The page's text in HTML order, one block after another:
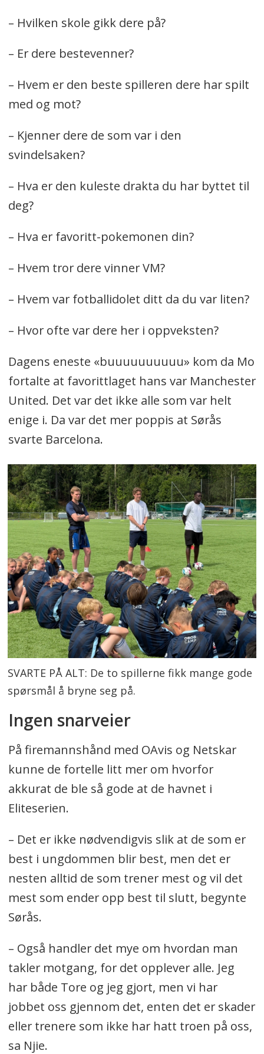
– Hvilken skole gikk dere på?
– Er dere bestevenner?
– Hvem er den beste spilleren dere har spilt
med og mot?
– Kjenner dere de som var i den
svindelsaken?
– Hva er den kuleste drakta du har byttet til
deg?
– Hva er favoritt-pokemonen din?
– Hvem tror dere vinner VM?
– Hvem var fotballidolet ditt da du var liten?
– Hvor ofte var dere her i oppveksten?
Dagens eneste «buuuuuuuuuu» kom da Mo
fortalte at favorittlaget hans var Manchester
United. Det var det ikke alle som var helt
enige i. Da var det mer poppis at Sørås
svarte Barcelona.
SVARTE PÅ ALT: De to spillerne fikk mange gode
spørsmål å bryne seg på.
Ingen snarveier
På firemannshånd med OAvis og Netskar
kunne de fortelle litt mer om hvorfor
akkurat de ble så gode at de havnet i
Eliteserien.
– Det er ikke nødvendigvis slik at de som er
best i ungdommen blir best, men det er
nesten alltid de som trener mest og vil det
mest som ender opp best til slutt, begynte
Sørås.
– Også handler det mye om hvordan man
takler motgang, for det opplever alle. Jeg
har både Tore og jeg gjort, men vi har
jobbet oss gjennom det, enten det er skader
eller trenere som ikke har hatt troen på oss,
sa Njie.